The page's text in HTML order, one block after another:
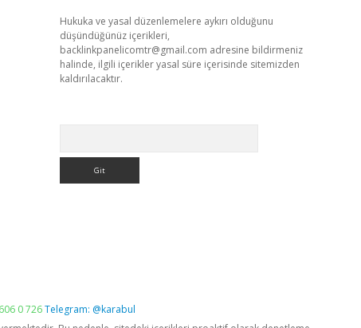
Hukuka ve yasal düzenlemelere aykırı olduğunu
düşündüğünüz içerikleri,
backlinkpanelicomtr@gmail.com adresine bildirmeniz
halinde, ilgili içerikler yasal süre içerisinde sitemizden
kaldırılacaktır.
0 726Telegram: @karabul